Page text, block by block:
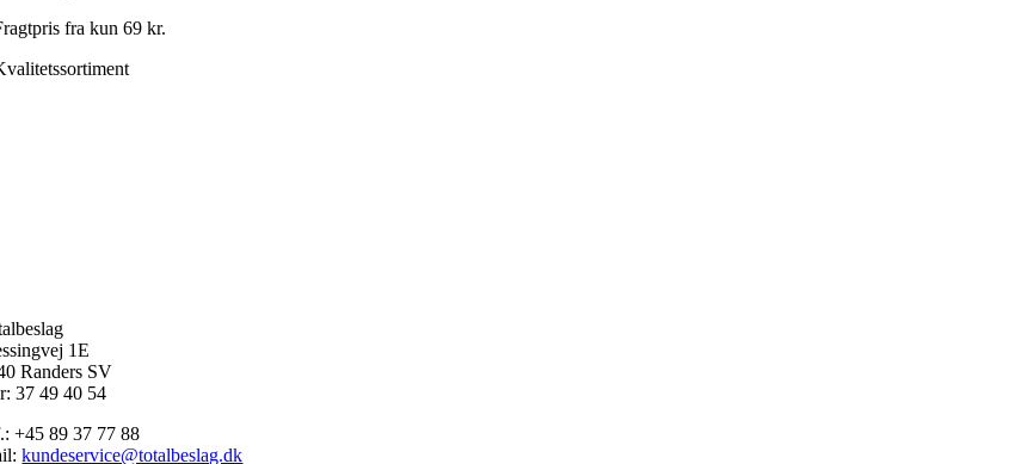
fra kun 69 kr.
1E
Randers SV
37 49 40 54
+45 89 37 77 88
kundeservice@totalbeslag.dk